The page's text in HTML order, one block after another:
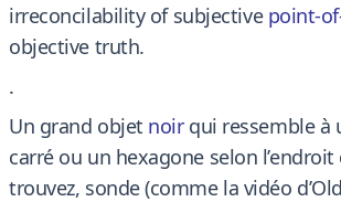
irreconcilability of subjective point-
objective truth.
.
Un grand objet noirqui ressemble à
carré ou un hexagone selon
trouvez, sonde (comme la vidéo